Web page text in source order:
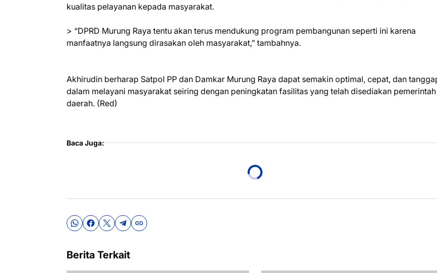
kualitas pelayanan kepada masyarakat.
> “DPRD Murung Raya tentu akan terus mendukung program pembangunan seperti ini karena
manfaatnya langsung dirasakan oleh masyarakat,” tambahnya.
Akhirudin berharap Satpol PP dan Damkar Murung Raya dapat semakin optimal, cepat, dan
dalam melayani masyarakat seiring dengan peningkatan fasilitas yang telah disediakan pemerintah
daerah. (Red)
Baca Juga:
Berita Terkait